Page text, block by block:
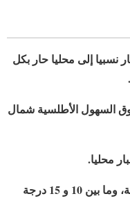
نسبيا إلى محليا حار بكل
السهول الأطلسية شمال
محليا.
وستتراوح درجات الحرارة خلال الليل، ما بين 24 و 28 درجة بالجنوب الشرقي وبأقصى جنوب المملكة، وما بين 10 و 15 درجة